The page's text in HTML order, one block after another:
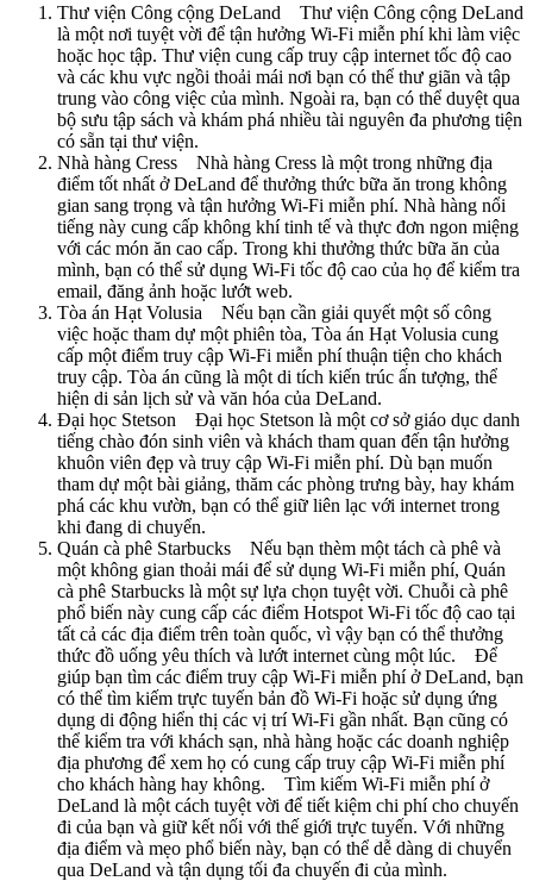
Thư viện Công cộng DeLand Thư viện Công cộng DeLand
là một nơi tuyệt vời để tận hưởng Wi-Fi miễn phí khi làm việc
hoặc học tập. Thư viện cung cấp truy cập internet tốc độ cao
và các khu vực ngồi thoải mái nơi bạn có thể thư giãn và tập
trung vào công việc của mình. Ngoài ra, bạn có thể duyệt qua
bộ sưu tập sách và khám phá nhiều tài nguyên đa phương tiện
có sẵn tại thư viện.
Nhà hàng Cress Nhà hàng Cress là một trong những địa
điểm tốt nhất ở DeLand để thưởng thức bữa ăn trong không
gian sang trọng và tận hưởng Wi-Fi miễn phí. Nhà hàng nổi
tiếng này cung cấp không khí tinh tế và thực đơn ngon miệng
với các món ăn cao cấp. Trong khi thưởng thức bữa ăn của
mình, bạn có thể sử dụng Wi-Fi tốc độ cao của họ để kiểm tra
email, đăng ảnh hoặc lướt web.
Tòa án Hạt Volusia Nếu bạn cần giải quyết một số công
việc hoặc tham dự một phiên tòa, Tòa án Hạt Volusia cung
cấp một điểm truy cập Wi-Fi miễn phí thuận tiện cho khách
truy cập. Tòa án cũng là một di tích kiến trúc ấn tượng, thể
hiện di sản lịch sử và văn hóa của DeLand.
Đại học Stetson Đại học Stetson là một cơ sở giáo dục danh
tiếng chào đón sinh viên và khách tham quan đến tận hưởng
khuôn viên đẹp và truy cập Wi-Fi miễn phí. Dù bạn muốn
tham dự một bài giảng, thăm các phòng trưng bày, hay khám
phá các khu vườn, bạn có thể giữ liên lạc với internet trong
khi đang di chuyển.
Quán cà phê Starbucks Nếu bạn thèm một tách cà phê và
một không gian thoải mái để sử dụng Wi-Fi miễn phí, Quán
cà phê Starbucks là một sự lựa chọn tuyệt vời. Chuỗi cà phê
phổ biến này cung cấp các điểm Hotspot Wi-Fi tốc độ cao tại
tất cả các địa điểm trên toàn quốc, vì vậy bạn có thể thưởng
thức đồ uống yêu thích và lướt internet cùng một lúc. Để
giúp bạn tìm các điểm truy cập Wi-Fi miễn phí ở DeLand, bạn
có thể tìm kiếm trực tuyến bản đồ Wi-Fi hoặc sử dụng ứng
dụng di động hiển thị các vị trí Wi-Fi gần nhất. Bạn cũng có
thể kiểm tra với khách sạn, nhà hàng hoặc các doanh nghiệp
địa phương để xem họ có cung cấp truy cập Wi-Fi miễn phí
cho khách hàng hay không. Tìm kiếm Wi-Fi miễn phí ở
DeLand là một cách tuyệt vời để tiết kiệm chi phí cho chuyến
đi của bạn và giữ kết nối với thế giới trực tuyến. Với những
địa điểm và mẹo phổ biến này, bạn có thể dễ dàng di chuyển
qua DeLand và tận dụng tối đa chuyến đi của mình.